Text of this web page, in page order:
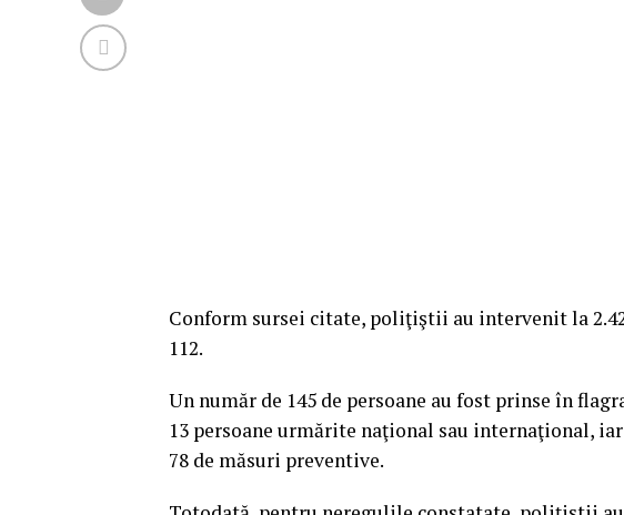
Conform sursei citate, poliţiştii au intervenit la
112.
Un număr de 145 de persoane au fost prinse în
13 persoane urmărite naţional sau internaţional,
78 de măsuri preventive.